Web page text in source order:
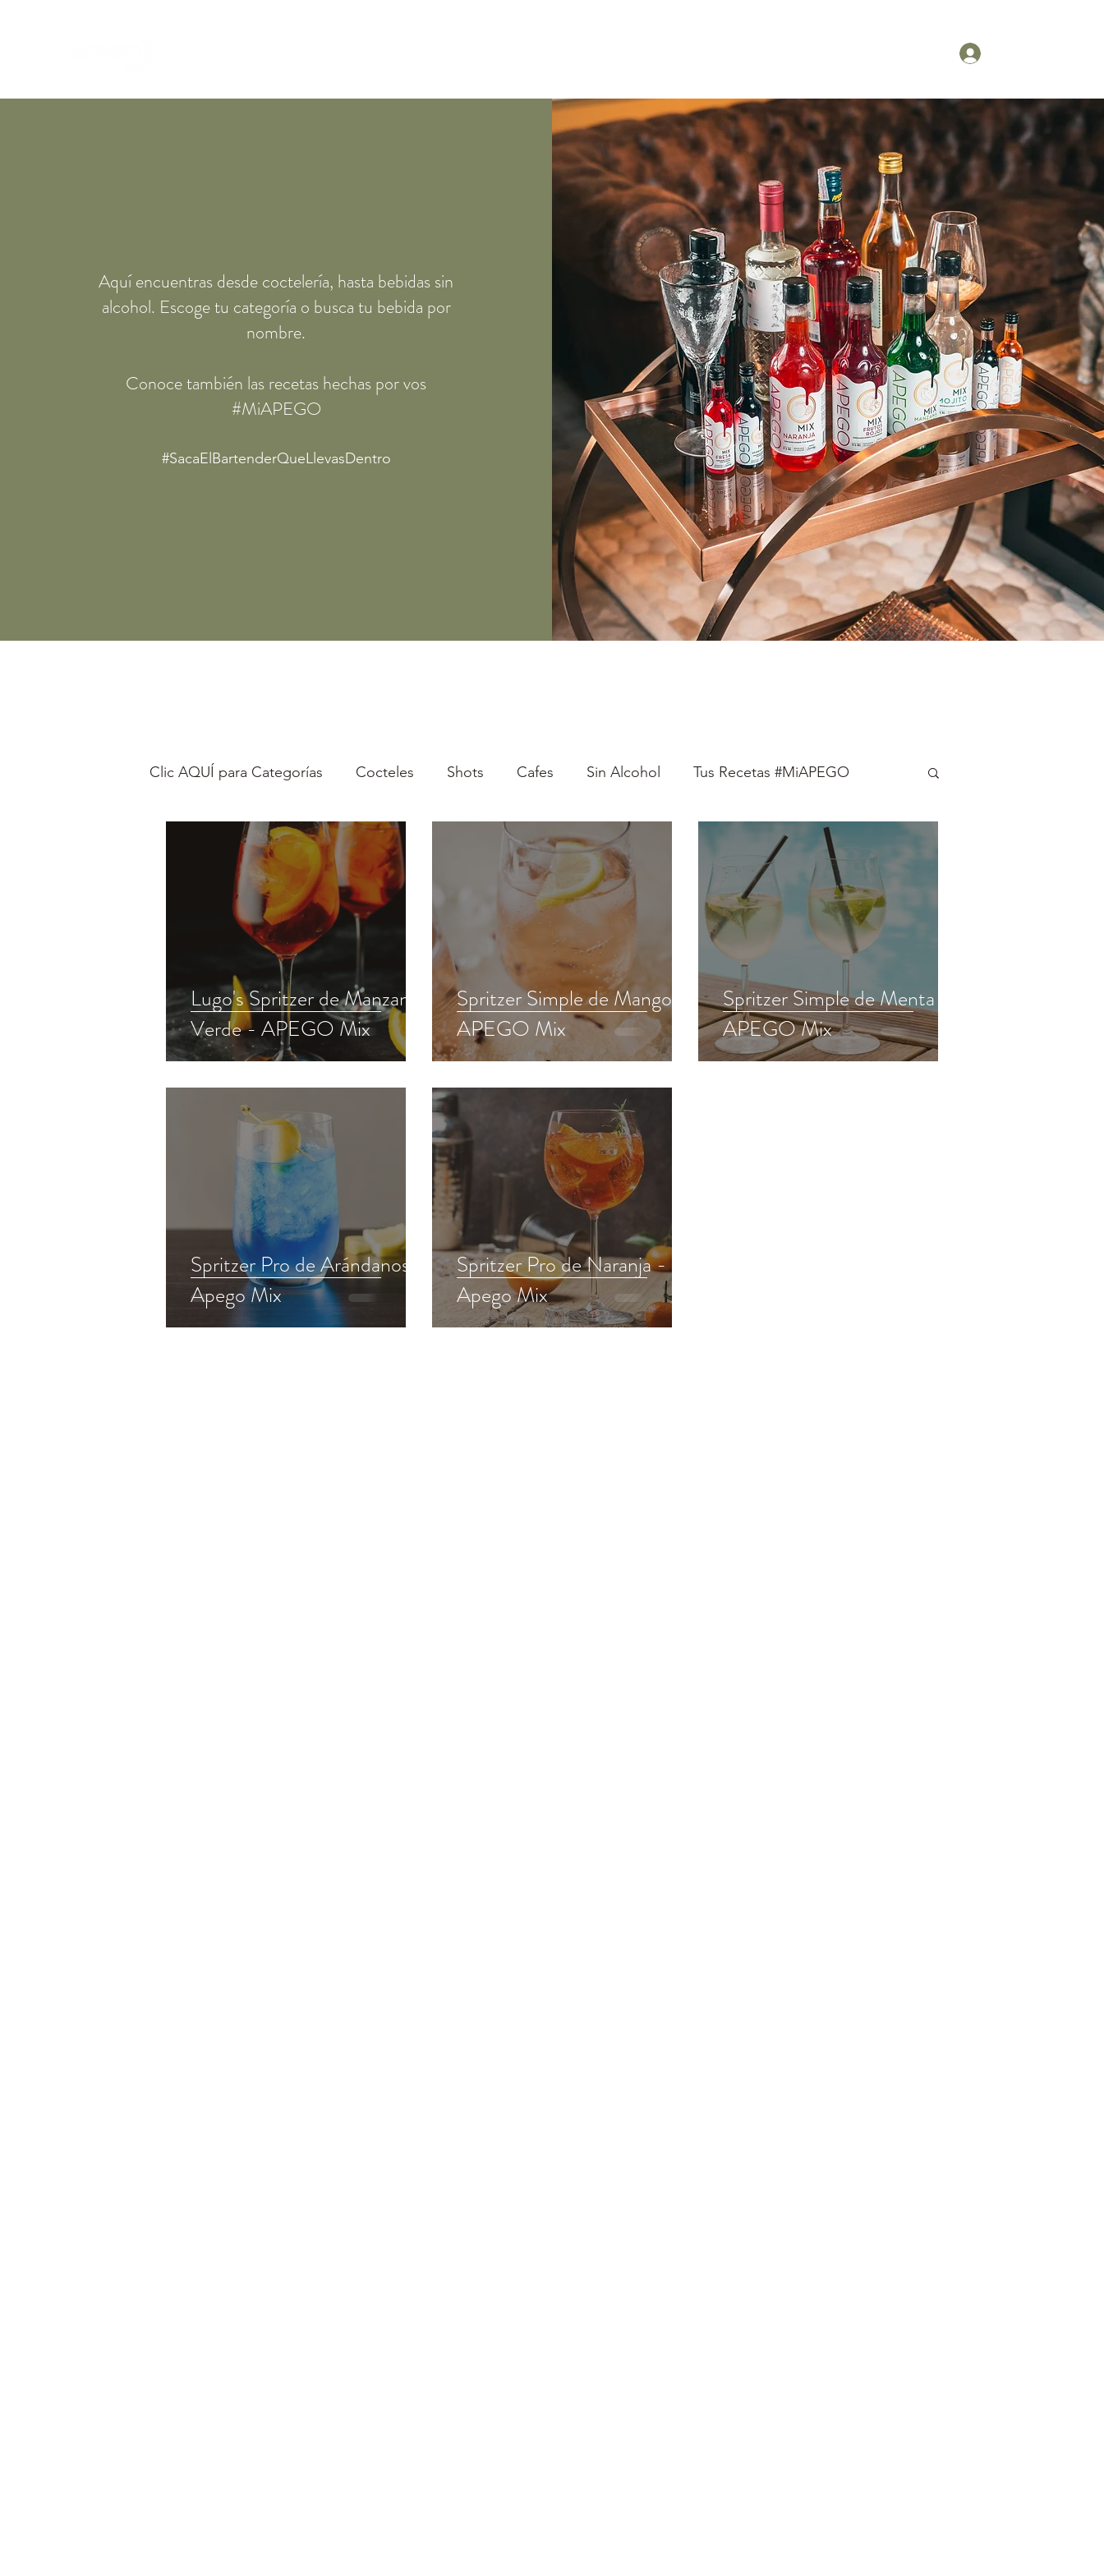
Aquí encuentras desde coctelería, hasta bebidas sin
alcohol. Escoge tu categoría o busca tu bebida por
nombre.
Conoce también las recetas hechas por vos
#MiAPEGO
#SacaElBartenderQueLlevasDentro
Clic AQUÍ para Categorías Cocteles Shots Cafes Sin Alcohol Tus Recetas #MiAPEGO
Lugo's Spritzer de Manzana
Verde - APEGO Mix
Spritzer Simple de Mango -
APEGO Mix
Spritzer Simple de Menta -
APEGO Mix
Spritzer Pro de Arándanos -
Apego Mix
Spritzer Pro de Naranja -
Apego Mix